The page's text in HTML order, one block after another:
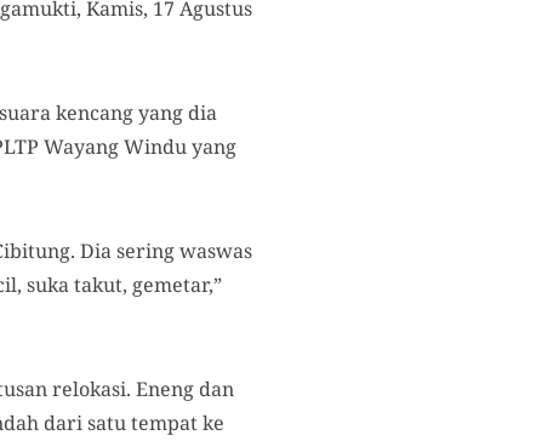
Kamis, 17 Agustus
kencang yang dia
Wayang Windu yang
Dia sering waswas
suka takut, gemetar,”
relokasi. Eneng dan
dari satu tempat ke